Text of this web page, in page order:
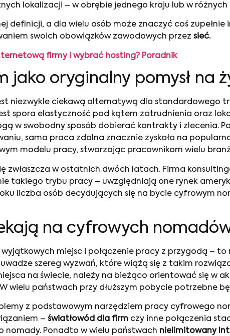
lokalizacji – w obrębie jednego kraju lub w
definicji, a dla wielu osób może znaczyć coś
swoich obowiązków zawodowych przez sieć.
firmy i wybrać hosting? Poradnik
jako oryginalny pomysł na
niezwykle ciekawą alternatywą dla standardowego
spora elastyczność pod kątem zatrudnienia oraz
w swobodny sposób dobierać kontrakty i zlecenia.
sama praca zdalna znacznie zyskała na
modelu pracy, stwarzając pracownikom wielu
zwłaszcza w ostatnich dwóch latach. Firma
takiego trybu pracy – uwzględniają one rynek
liczba osób decydujących się na bycie cyfrowym
na cyfrowych
miejsc i połączenie pracy z przygodą –
szereg wyzwań, które wiążą się z takim
na świecie, należy na bieżąco orientować się w
wielu państwach przy dłuższym pobycie potrzebne
z podstawowym narzędziem pracy cyfrowego
– światłowód dla firm czy inne połączenia
nomady. Ponadto w wielu państwach nielimitowany